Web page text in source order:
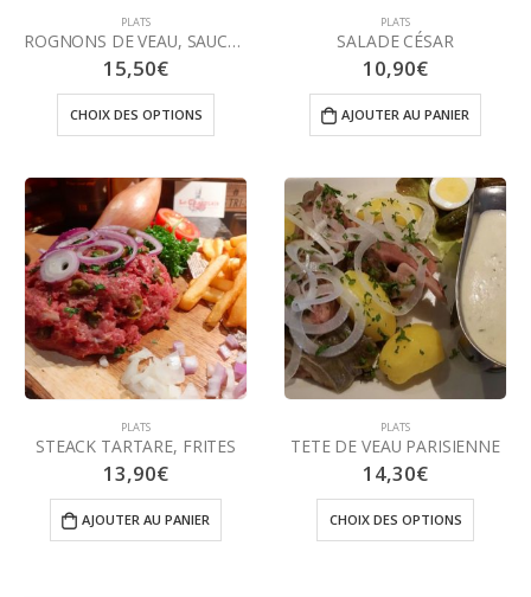
PLATS
ROGNONS DE VEAU, SAUCE AU MADERE
15,50€
CHOIX DES OPTIONS
PLATS
SALADE CÉSAR
10,90€
AJOUTER AU PANIER
PLATS
STEACK TARTARE, FRITES
13,90€
AJOUTER AU PANIER
PLATS
TETE DE VEAU PARISIENNE
14,30€
CHOIX DES OPTIONS